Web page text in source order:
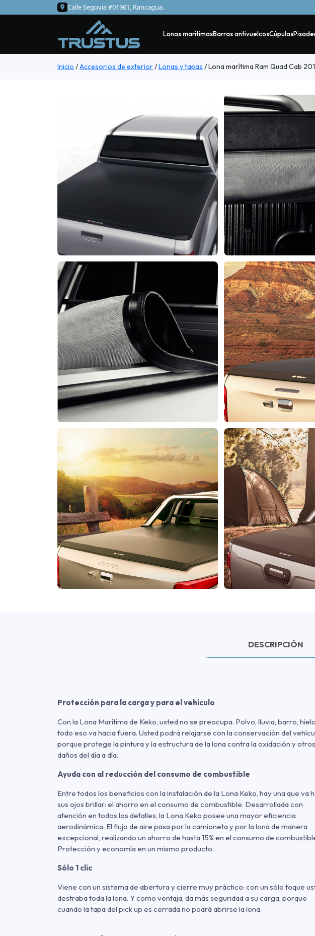
Calle Segovia #01961, Rancagua.
Lonas marítimasBarras antivuelcosCúpulas
Inicio /Accesorios de exterior/Lonas y tapas /Lona marítima Ram Quad Cab
DESCRIPCIÓN
Protección para la carga y para el vehículo
Con la Lona Marítima de Keko, usted no se preocupa. Polvo, lluvia, barro,
todo eso va hacia fuera. Usted podrá relajarse con la conservación del
porque protege la pintura y la estructura de la lona contra la oxidación y otros
daños del día a día.
Ayuda con al reducción del consumo de combustible
Entre todos los beneficios con la instalación de la Lona Keko, hay una que va
sus ojos brillar: el ahorro en el consumo de combustible. Desarrollada con
atención en todos los detalles, la Lona Keko posee una mayor eficiencia
aerodinámica. El flujo de aire pasa por la camioneta y por la lona de manera
excepcional, realizando un ahorro de hasta 15% en el consumo de
Protección y economía en un mismo producto.
Sólo 1 clic
Viene con un sistema de abertura y cierre muy práctico: con un sólo toque
destraba toda la lona. Y como ventaja, da más seguridad a su carga, porque
cuando la tapa del pick up es cerrada no podrá abrirse la lona.